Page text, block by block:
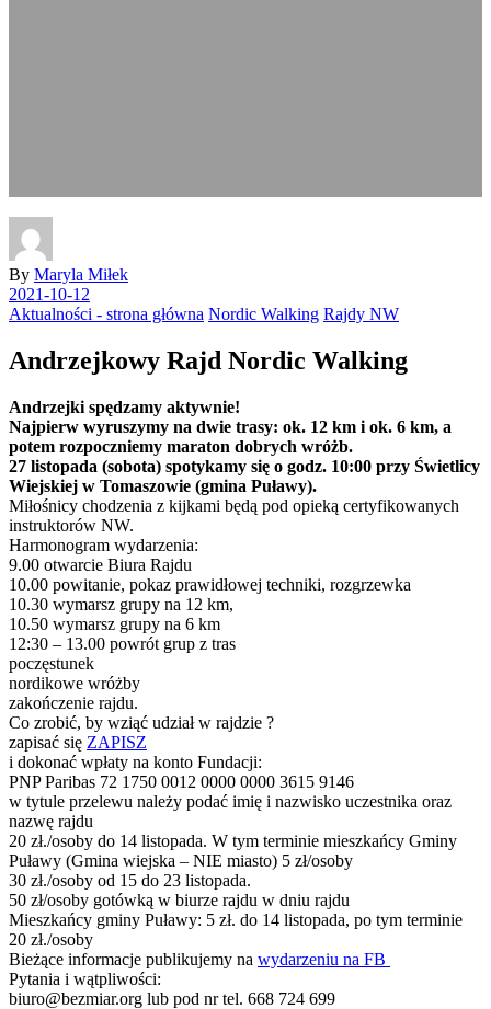
By Maryla Miłek
2021-10-12
Aktualności - strona główna Nordic Walking Rajdy NW
Andrzejkowy Rajd Nordic Walking
Andrzejki spędzamy aktywnie!
Najpierw wyruszymy na dwie trasy: ok. 12 km i ok. 6 km, a
potem rozpoczniemy maraton dobrych wróżb.
27 listopada (sobota) spotykamy się o godz. 10:00 przy Świetlicy
Wiejskiej w Tomaszowie (gmina Puławy).
Miłośnicy chodzenia z kijkami będą pod opieką certyfikowanych
instruktorów NW.
Harmonogram wydarzenia:
9.00 otwarcie Biura Rajdu
10.00 powitanie, pokaz prawidłowej techniki, rozgrzewka
10.30 wymarsz grupy na 12 km,
10.50 wymarsz grupy na 6 km
12:30 – 13.00 powrót grup z tras
poczęstunek
nordikowe wróżby
zakończenie rajdu.
Co zrobić, by wziąć udział w rajdzie ?
zapisać się ZAPISZ
i dokonać wpłaty na konto Fundacji:
PNP Paribas 72 1750 0012 0000 0000 3615 9146
w tytule przelewu należy podać imię i nazwisko uczestnika oraz
nazwę rajdu
20 zł./osoby do 14 listopada. W tym terminie mieszkańcy Gminy
Puławy (Gmina wiejska – NIE miasto) 5 zł/osoby
30 zł./osoby od 15 do 23 listopada.
50 zł/osoby gotówką w biurze rajdu w dniu rajdu
Mieszkańcy gminy Puławy: 5 zł. do 14 listopada, po tym terminie
20 zł./osoby
Bieżące informacje publikujemy na wydarzeniu na FB
Pytania i wątpliwości:
biuro@bezmiar.org lub pod nr tel. 668 724 699